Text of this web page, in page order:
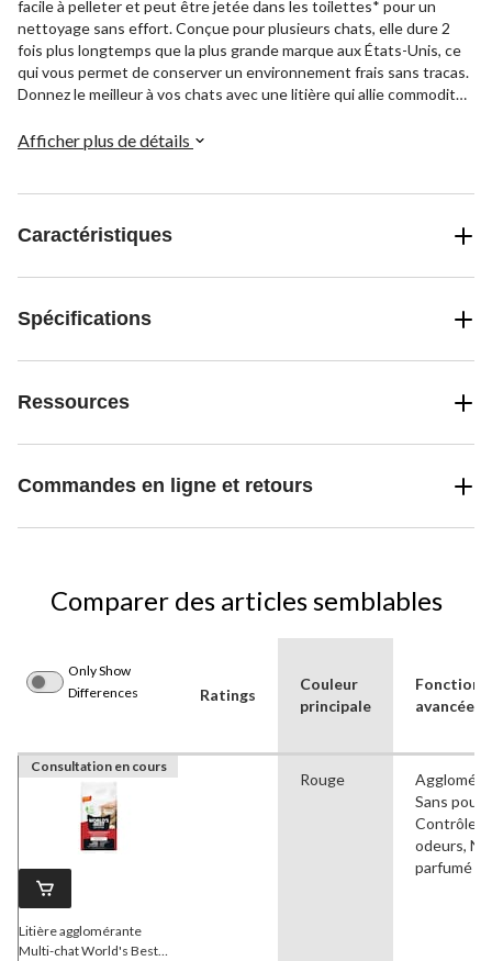
facile à pelleter et peut être jetée dans les toilettes* pour un
nettoyage sans effort. Conçue pour plusieurs chats, elle dure 2
fois plus longtemps que la plus grande marque aux États-Unis, ce
qui vous permet de conserver un environnement frais sans tracas.
Donnez le meilleur à vos chats avec une litière qui allie commodité
Afficher plus de détails
Caractéristiques
Spécifications
Ressources
Commandes en ligne et retours
Comparer des articles semblables
Only Show
Differences
Ratings
Couleur
principale
avancées
Consultation en cours
Litière agglomérante
Multi-chat World's Best
Rouge
Sans
Contrôle
odeurs,
parfumé